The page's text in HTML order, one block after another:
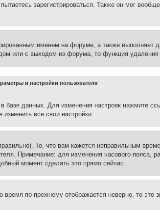
зарегистрироваться. Также он мог
именем на форуме, а также выполняет
или с выходом из форума, то функция
и настройки пользователя
данных. Для изменения настроек нажмите
все свои настройки.
То, что вам кажется неправильным
Примечание: для изменения часового пояса,
момент сделать это прямо сейчас.
время по-прежнему отображается неверно, то это